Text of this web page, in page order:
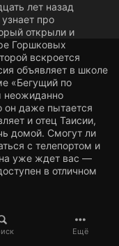
Ещё
лет назад
про
открыли и
Горшковых
вскроется
объявляет в школе
«Бегущий по
неожиданно
он даже пытается
и отец Таисии,
домой. Смогут ли
с телепортом и
уже ждет вас —
в отличном